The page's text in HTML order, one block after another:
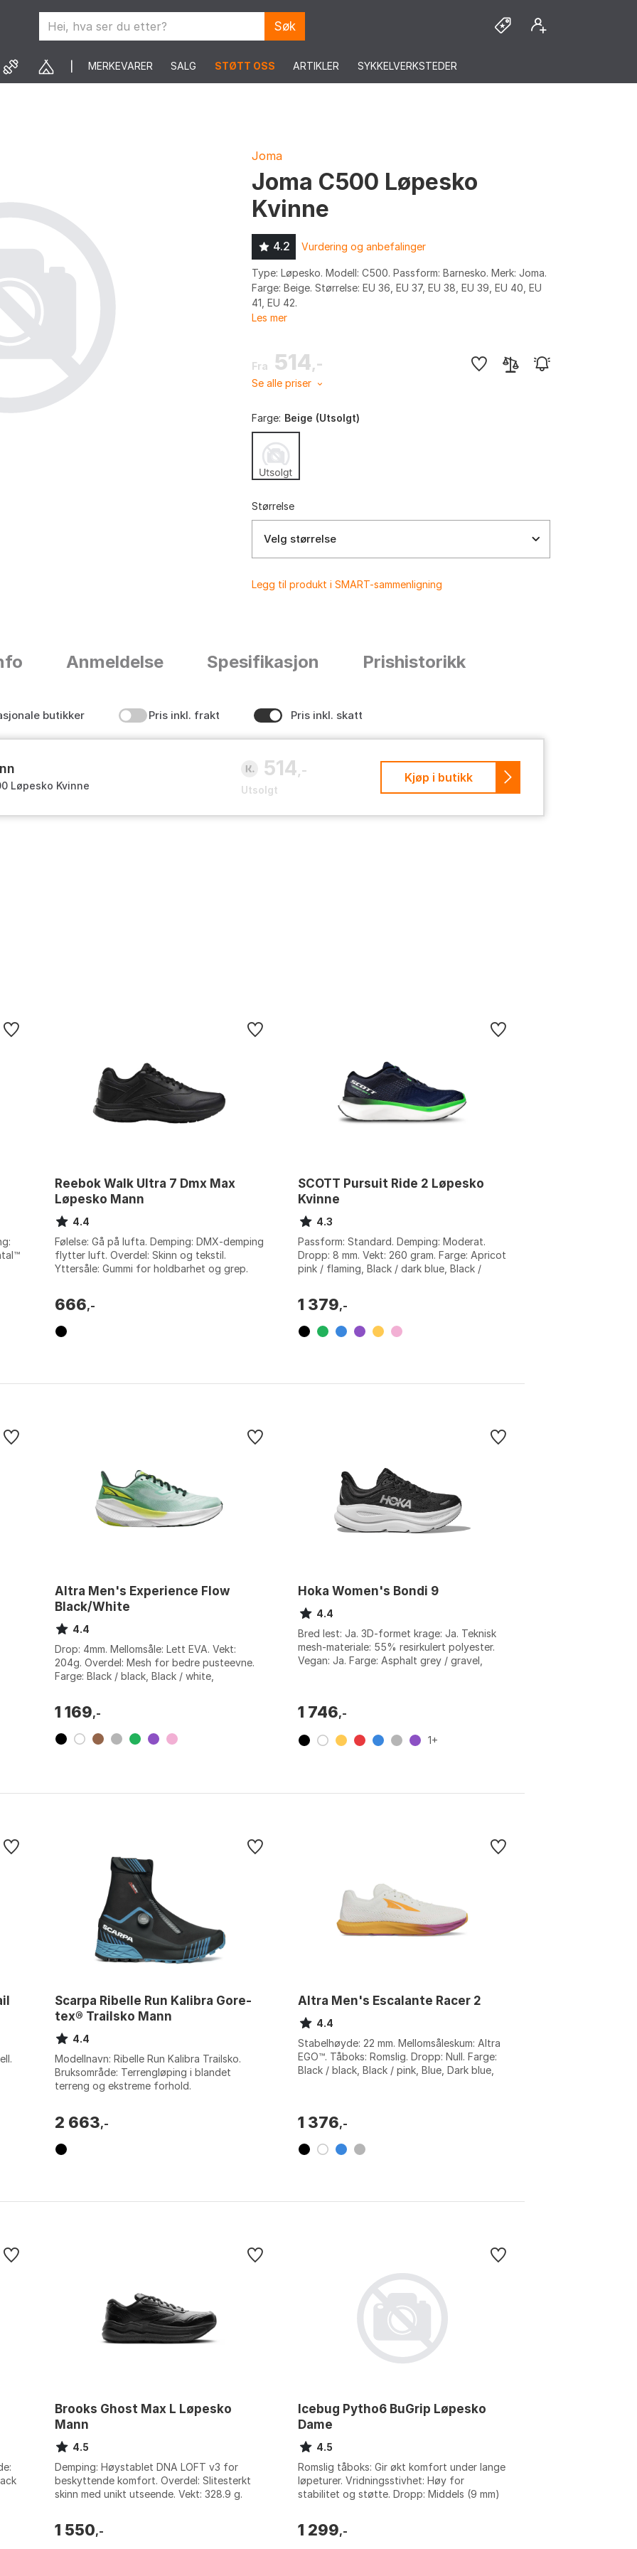
Søk
MERKEVARER SALG STØTT OSS ARTIKLER SYKKELVERKSTEDER
Joma
Joma C500 Løpesko
Kvinne
4.2 Vurdering og anbefalinger
Type: Løpesko. Modell: C500. Passform: Barnesko. Merk: Joma.
Farge: Beige. Størrelse: EU 36, EU 37, EU 38, EU 39, EU 40, EU
41, EU 42.
Les mer
Fra 514,-
Se alle priser
Farge: Beige (Utsolgt)
Størrelse
Velg størrelse
Legg til produkt i SMART-sammenligning
Anmeldelse Spesifikasjon Prishistorikk
butikker Pris inkl. frakt Pris inkl. skatt
Løpesko Kvinne
514,-
Utsolgt
Kjøp i butikk
Reebok Walk Ultra 7 Dmx Max
Løpesko Mann
4.4
Følelse: Gå på lufta. Demping: DMX-demping
flytter luft. Overdel: Skinn og tekstil.
Yttersåle: Gummi for holdbarhet og grep.
666,-
SCOTT Pursuit Ride 2 Løpesko
Kvinne
4.3
Passform: Standard. Demping: Moderat.
Dropp: 8 mm. Vekt: 260 gram. Farge: Apricot
pink / flaming, Black / dark blue, Black /
1 379,-
Altra Men's Experience Flow
Black/White
4.4
Drop: 4mm. Mellomsåle: Lett EVA. Vekt:
204g. Overdel: Mesh for bedre pusteevne.
Farge: Black / black, Black / white,
1 169,-
Hoka Women's Bondi 9
4.4
Bred lest: Ja. 3D-formet krage: Ja. Teknisk
mesh-materiale: 55% resirkulert polyester.
Vegan: Ja. Farge: Asphalt grey / gravel,
1 746,-
1+
Scarpa Ribelle Run Kalibra Gore-
tex® Trailsko Mann
4.4
Modellnavn: Ribelle Run Kalibra Trailsko.
Bruksområde: Terrengløping i blandet
terreng og ekstreme forhold.
2 663,-
Altra Men's Escalante Racer 2
4.4
Stabelhøyde: 22 mm. Mellomsåleskum: Altra
EGO™. Tåboks: Romslig. Dropp: Null. Farge:
Black / black, Black / pink, Blue, Dark blue,
1 376,-
Brooks Ghost Max L Løpesko
Mann
4.5
Demping: Høystablet DNA LOFT v3 for
beskyttende komfort. Overdel: Slitesterkt
skinn med unikt utseende. Vekt: 328.9 g.
1 550,-
Icebug Pytho6 BuGrip Løpesko
Dame
4.5
Romslig tåboks: Gir økt komfort under lange
løpeturer. Vridningsstivhet: Høy for
stabilitet og støtte. Dropp: Middels (9 mm)
1 299,-